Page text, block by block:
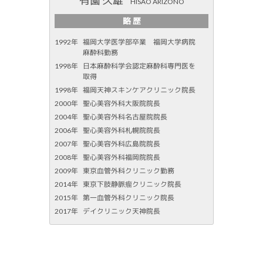
略 歴
1992年 福岡大学医学部卒業 福岡大学病院
麻酔科勤務
1998年
日本麻酔科学会認定麻酔科専門医を
取得
1998年 福岡天神スキンケアクリニック院長
2000年 聖心美容外科大阪院院長
2004年 聖心美容外科名古屋院院長
2006年 聖心美容外科札幌院院長
2007年 聖心美容外科広島院院長
2008年 聖心美容外科福岡院院長
2009年 東京血管外科クリニック勤務
2014年 東京下肢静脈瘤クリニック院長
2015年 第一血管外科クリニック院長
2017年 デイクリニック天神院長